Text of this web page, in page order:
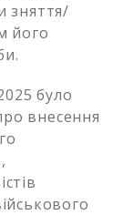
зняття/
його
було
внесення